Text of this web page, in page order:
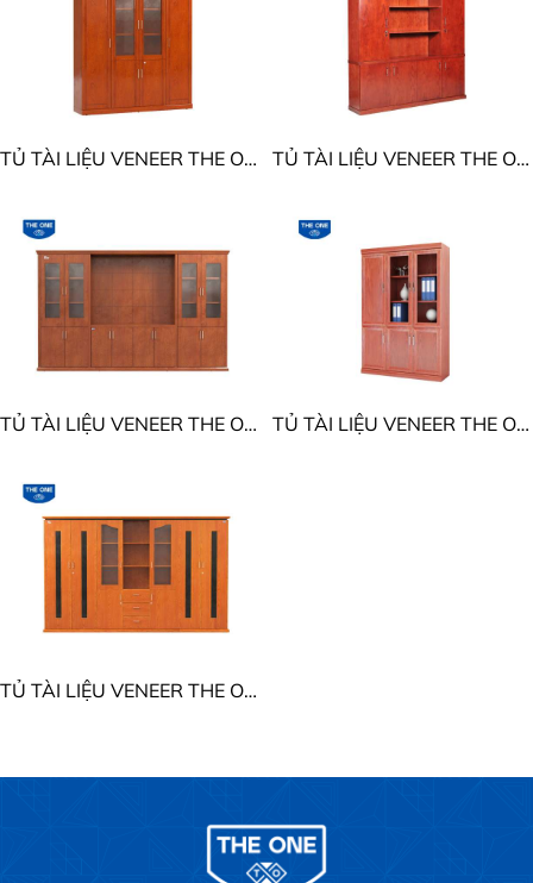
TỦ TÀI LIỆU VENEER THE ONE DC1840V5 - DC1840VM5 TỦ TÀI LIỆU VENEER THE ONE DC2000V2 - DC2000VM2
TỦ TÀI LIỆU VENEER THE ONE DC3242V8 - DC3242VM8 TỦ TÀI LIỆU VENEER THE ONE DC1350V4 - DC1350VM4
TỦ TÀI LIỆU VENEER THE ONE DC3246V7 - DC3246VM7